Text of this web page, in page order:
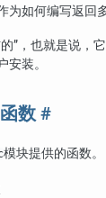
如何编写返回
” ，也就是说，
安装。
数 #
模块提供的函数。